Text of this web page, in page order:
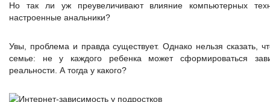
Но так ли уж преувеличивают влияние компьютерных
настроенные анальники?
Увы, проблема и правда существует. Однако нельзя сказать,
семье: не у каждого ребенка может сформироваться
реальности. А тогда у какого?